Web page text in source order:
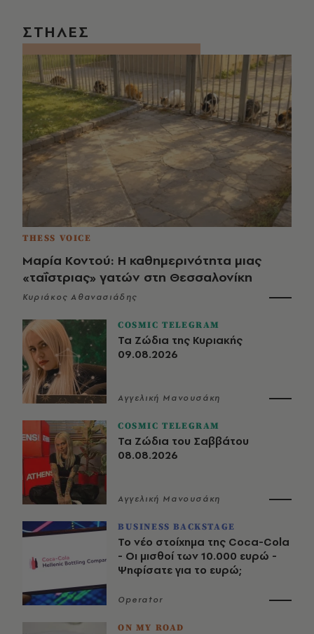
ΣΤΗΛΕΣ
THESS VOICE
Μαρία Κοντού: Η καθημερινότητα μιας
«ταΐστριας» γατών στη Θεσσαλονίκη
Κυριάκος Αθανασιάδης
COSMIC TELEGRAM
Τα Ζώδια της Κυριακής
09.08.2026
Αγγελική Μανουσάκη
COSMIC TELEGRAM
Τα Ζώδια του Σαββάτου
08.08.2026
Αγγελική Μανουσάκη
BUSINESS BACKSTAGE
Το νέο στοίχημα της Coca-Cola
- Οι μισθοί των 10.000 ευρώ -
Ψηφίσατε για το ευρώ;
Operator
ON MY ROAD